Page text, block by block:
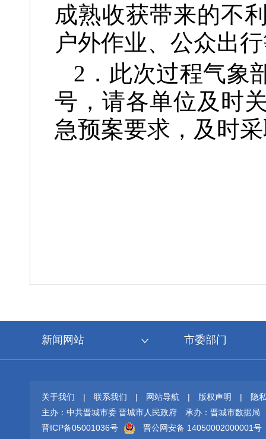
成熟收获带来的不
户外作业、公众出
2．此次过程气象
号，请各单位及时
急预案要求，及时
新闻网站 市委部门
关于我们 | 联系我们 | 网站导航 | 版权声明 |
隐
主办：中共晋城市委 晋城市人民政府
承办：晋城市数据局
晋ICP备05001036号
晋公网安备 14050002000001号